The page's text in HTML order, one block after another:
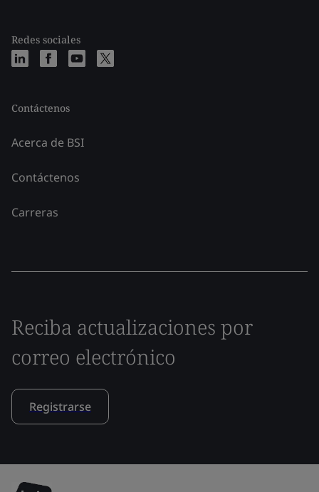
Redes sociales
Contáctenos
Acerca de BSI
Contáctenos
Carreras
Reciba actualizaciones por
correo electrónico
Registrarse